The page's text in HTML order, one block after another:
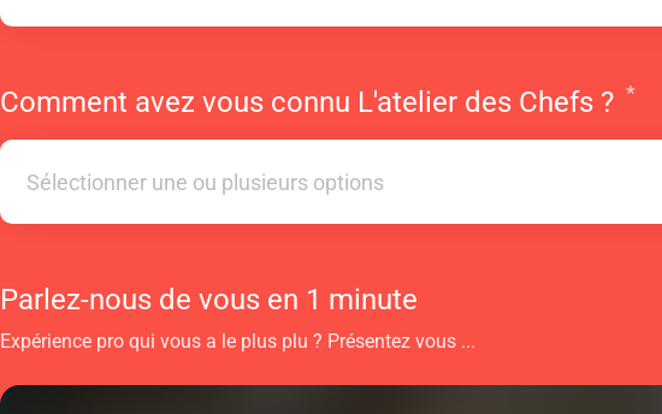
Comment avez vous connu L'atelier des Chefs ? *
Sélectionner une ou plusieurs options
Sélectionner une ou plusieurs options
Parlez-nous de vous en 1 minute
Expérience pro qui vous a le plus plu ? Présentez vous ...